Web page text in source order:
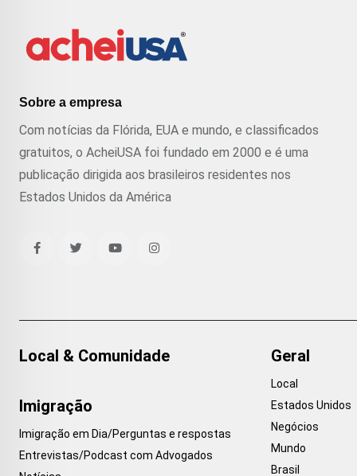
Sobre a empresa
Com notícias da Flórida, EUA e mundo, e classificados
gratuitos, o AcheiUSA foi fundado em 2000 e é uma
publicação dirigida aos brasileiros residentes nos
Estados Unidos da América
Local & Comunidade
Imigração
Imigração em Dia/Perguntas e respostas
Entrevistas/Podcast com Advogados
Geral
Local
Estados Unidos
Negócios
Mundo
Brasil